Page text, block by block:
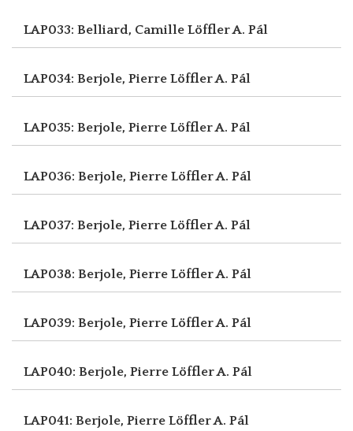
LAP033: Belliard, Camille Löffler A. Pál
LAP034: Berjole, Pierre Löffler A. Pál
LAP035: Berjole, Pierre Löffler A. Pál
LAP036: Berjole, Pierre Löffler A. Pál
LAP037: Berjole, Pierre Löffler A. Pál
LAP038: Berjole, Pierre Löffler A. Pál
LAP039: Berjole, Pierre Löffler A. Pál
LAP040: Berjole, Pierre Löffler A. Pál
LAP041: Berjole, Pierre Löffler A. Pál